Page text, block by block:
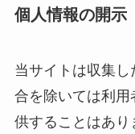
個人情報の開示
当サイトは収集
合を除いては利
供することはあり